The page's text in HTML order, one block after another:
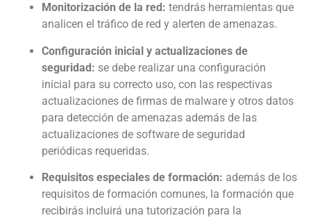
Monitorización de la red: tendrás herramientas que
analicen el tráfico de red y alerten de amenazas.
Configuración inicial y actualizaciones de
seguridad: se debe realizar una configuración
inicial para su correcto uso, con las respectivas
actualizaciones de firmas de malware y otros datos
para detección de amenazas además de las
actualizaciones de software de seguridad
periódicas requeridas.
Requisitos especiales de formación: además de los
requisitos de formación comunes, la formación que
recibirás incluirá una tutorización para la